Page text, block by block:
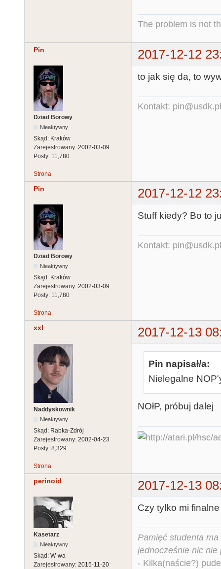
The problem is not
Pin 2017-12-12
Dziad Borowy
Nieaktywny
Skąd: Kraków
Zarejestrowany: 2002-03-09
Posty: 11,780
to jak się da, to
Kontakt: pin@usdk.pl
Strona
Pin 2017-12-12
Dziad Borowy
Nieaktywny
Skąd: Kraków
Zarejestrowany: 2002-03-09
Posty: 11,780
Stuff kiedy? Bo to
Kontakt: pin@usdk.pl
Strona
xxl 2017-12-13
Naddyskownik
Nieaktywny
Skąd: Rabka-Zdrój
Zarejestrowany: 2002-04-23
Posty: 8,329
Pin napisał/a:
Nielegalne
NOłP, próbuj dalej
Strona
perinoid 2017-12-13
Kasetarz
Nieaktywny
Skąd: W-wa
Zarejestrowany: 2015-11-20
Czy tylko mi
Pamięć studenta
jednocześnie nic nie
- Kilka(naście?)